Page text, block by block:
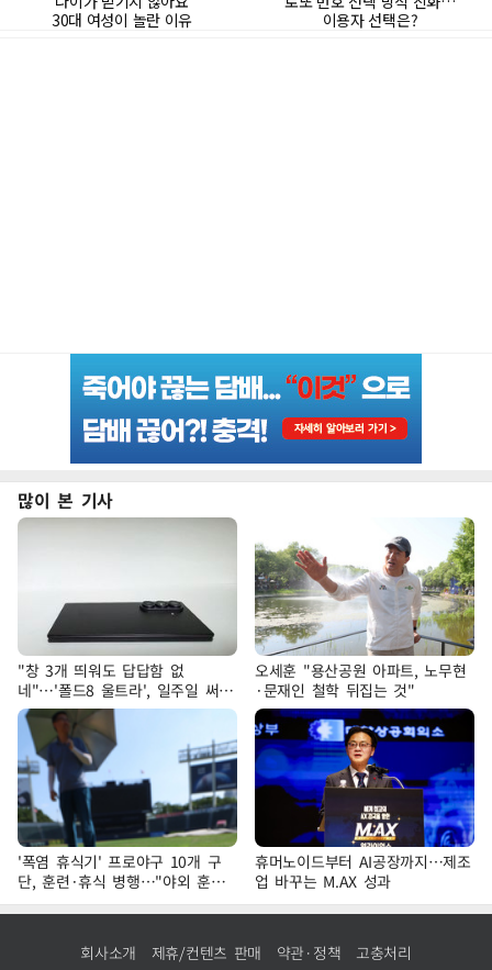
많이 본 기사
"창 3개 띄워도 답답함 없
네"…'폴드8 울트라', 일주일 써보
니
오세훈 "용산공원 아파트, 노무현
·문재인 철학 뒤집는 것"
'폭염 휴식기' 프로야구 10개 구
단, 훈련·휴식 병행…"야외 훈련
해도 안전 최우선"
휴머노이드부터 AI공장까지…제조
업 바꾸는 M.AX 성과
회사소개 제휴/컨텐츠 판매 약관·정책 고충처리